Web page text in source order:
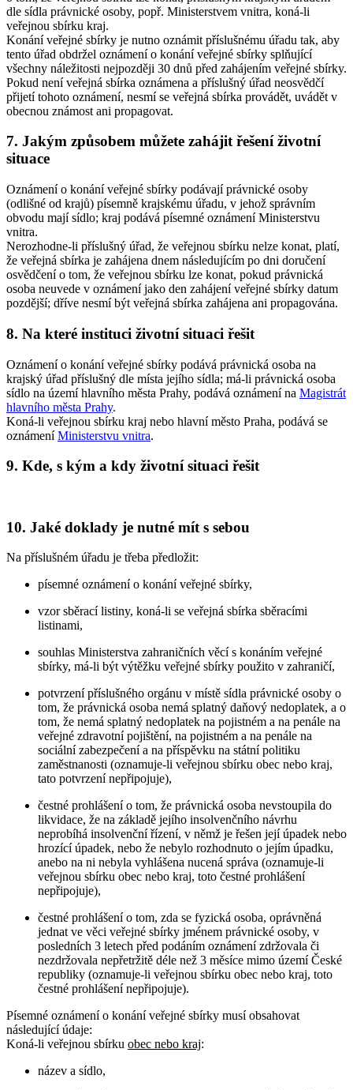
dle sídla právnické osoby, popř. Ministerstvem vnitra, koná-li
veřejnou sbírku kraj.
Konání veřejné sbírky je nutno oznámit příslušnému úřadu tak, aby
tento úřad obdržel oznámení o konání veřejné sbírky splňující
všechny náležitosti nejpozději 30 dnů před zahájením veřejné sbírky.
Pokud není veřejná sbírka oznámena a příslušný úřad neosvědčí
přijetí tohoto oznámení, nesmí se veřejná sbírka provádět, uvádět v
obecnou známost ani propagovat.
7. Jakým způsobem můžete zahájit řešení životní
situace
Oznámení o konání veřejné sbírky podávají právnické osoby
(odlišné od krajů) písemně krajskému úřadu, v jehož správním
obvodu mají sídlo; kraj podává písemné oznámení Ministerstvu
vnitra.
Nerozhodne-li příslušný úřad, že veřejnou sbírku nelze konat, platí,
že veřejná sbírka je zahájena dnem následujícím po dni doručení
osvědčení o tom, že veřejnou sbírku lze konat, pokud právnická
osoba neuvede v oznámení jako den zahájení veřejné sbírky datum
pozdější; dříve nesmí být veřejná sbírka zahájena ani propagována.
8. Na které instituci životní situaci řešit
Oznámení o konání veřejné sbírky podává právnická osoba na
krajský úřad příslušný dle místa jejího sídla; má-li právnická osoba
sídlo na území hlavního města Prahy, podává oznámení na Magistrát
hlavního města Prahy.
Koná-li veřejnou sbírku kraj nebo hlavní město Praha, podává se
oznámeníMinisterstvu vnitra.
9. Kde, s kým a kdy životní situaci řešit
10. Jaké doklady je nutné mít s sebou
Na příslušném úřadu je třeba předložit:
písemné oznámení o konání veřejné sbírky,
vzor sběrací listiny, koná-li se veřejná sbírka sběracími
listinami,
souhlas Ministerstva zahraničních věcí s konáním veřejné
sbírky, má-li být výtěžku veřejné sbírky použito v zahraničí,
potvrzení příslušného orgánu v místě sídla právnické osoby o
tom, že právnická osoba nemá splatný daňový nedoplatek, a o
tom, že nemá splatný nedoplatek na pojistném a na penále na
veřejné zdravotní pojištění, na pojistném a na penále na
sociální zabezpečení a na příspěvku na státní politiku
zaměstnanosti (oznamuje-li veřejnou sbírku obec nebo kraj,
tato potvrzení nepřipojuje),
čestné prohlášení o tom, že právnická osoba nevstoupila do
likvidace, že na základě jejího insolvenčního návrhu
neprobíhá insolvenční řízení, v němž je řešen její úpadek nebo
hrozící úpadek, nebo že nebylo rozhodnuto o jejím úpadku,
anebo na ni nebyla vyhlášena nucená správa (oznamuje-li
veřejnou sbírku obec nebo kraj, toto čestné prohlášení
nepřipojuje),
čestné prohlášení o tom, zda se fyzická osoba, oprávněná
jednat ve věci veřejné sbírky jménem právnické osoby, v
posledních 3 letech před podáním oznámení zdržovala či
nezdržovala nepřetržitě déle než 3 měsíce mimo území České
republiky (oznamuje-li veřejnou sbírku obec nebo kraj, toto
čestné prohlášení nepřipojuje).
Písemné oznámení o konání veřejné sbírky musí obsahovat
následující údaje:
Koná-li veřejnou sbírku obec nebo kraj:
název a sídlo,